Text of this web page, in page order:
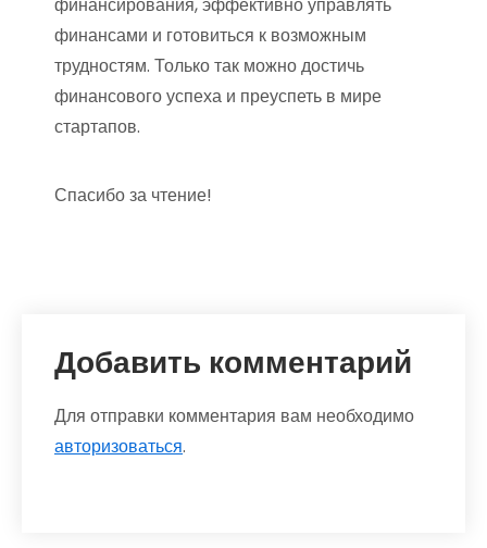
финансирования, эффективно управлять
финансами и готовиться к возможным
трудностям. Только так можно достичь
финансового успеха и преуспеть в мире
стартапов.
Спасибо за чтение!
Добавить комментарий
Для отправки комментария вам необходимо
авторизоваться.